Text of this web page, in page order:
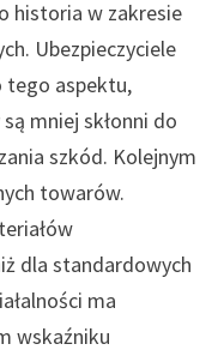
historia w zakresie
Ubezpieczyciele
tego aspektu,
mniej skłonni do
szkód. Kolejnym
towarów.
dla standardowych
ma
wskaźniku